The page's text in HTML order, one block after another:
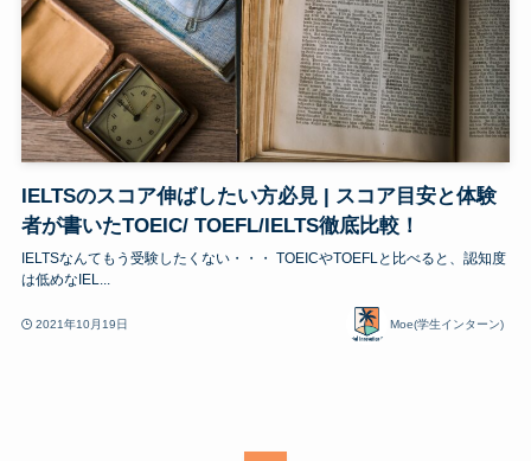
IELTSのスコア伸ばしたい方必見 | スコア目安と体験
者が書いたTOEIC/ TOEFL/IELTS徹底比較！
IELTSなんてもう受験したくない・・・ TOEICやTOEFLと比べると、認知度
は低めなIEL...
2021年10月19日 Moe(学生インターン)